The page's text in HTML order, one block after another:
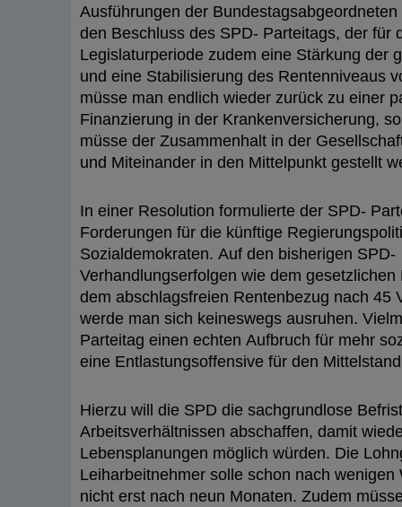
Ausführungen der
den Beschluss des SPD- Parteitags, der für
Legislaturperiode zudem eine Stärkung der
und eine Stabilisierung des Rentenniveaus
müsse man endlich wieder zurück zu einer
Finanzierung in der Krankenversicherung,
müsse der Zusammenhalt in der
und Miteinander in den Mittelpunkt gestellt
In einer Resolution formulierte der SPD-
Forderungen für die künftige
Sozialdemokraten. Auf den bisherigen SPD-
Verhandlungserfolgen wie dem gesetzlichen
dem abschlagsfreien Rentenbezug nach 45
werde man sich keineswegs ausruhen.
Parteitag einen echten Aufbruch für mehr
eine Entlastungsoffensive für den
Hierzu will die SPD die sachgrundlose
Arbeitsverhältnissen abschaffen, damit
Lebensplanungen möglich würden. Die
Leiharbeitnehmer solle schon nach wenigen
nicht erst nach neun Monaten. Zudem